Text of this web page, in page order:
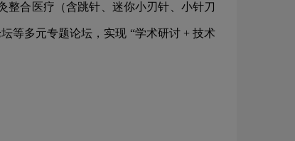
整合医疗（含跳针、迷你小刃针、小针刀
等多元专题论坛，实现 “学术研讨 + 技术